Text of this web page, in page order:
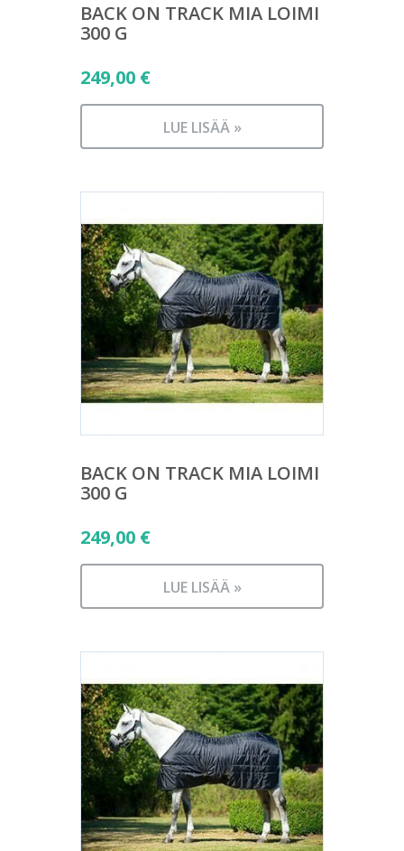
BACK ON TRACK MIA LOIMI
300 G
249,00 €
LUE LISÄÄ »
BACK ON TRACK MIA LOIMI
300 G
249,00 €
LUE LISÄÄ »